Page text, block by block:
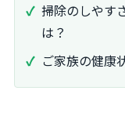
掃除のしやす
は？
ご家族の健康